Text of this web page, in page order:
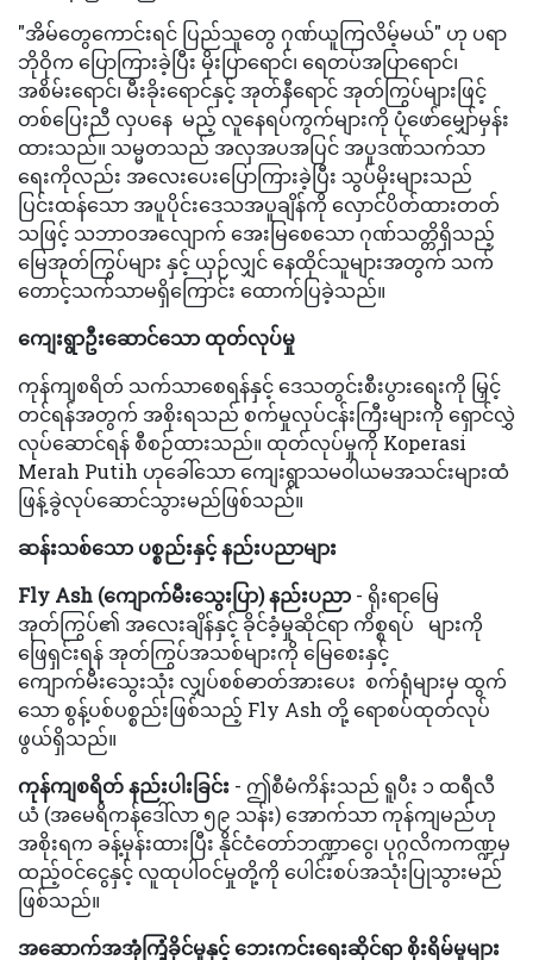
"အိမ်တွေကောင်းရင် ပြည်သူတွေ ဂုဏ်ယူကြလိမ့်မယ်" ဟု ပရာ
ဘိုဝိုက ပြောကြားခဲ့ပြီး မိုးပြာရောင်၊ ရေတပ်အပြာရောင်၊
အစိမ်းရောင်၊ မီးခိုးရောင်နှင့် အုတ်နီရောင် အုတ်ကြွပ်များဖြင့်
တစ်ပြေးညီ လှပနေ မည့် လူနေရပ်ကွက်များကို ပုံဖော်မျှော်မှန်း
ထားသည်။ သမ္မတသည် အလှအပအပြင် အပူဒဏ်သက်သာ
ရေးကိုလည်း အလေးပေးပြောကြားခဲ့ပြီး သွပ်မိုးများသည်
ပြင်းထန်သော အပူပိုင်းဒေသအပူချိန်ကို လှောင်ပိတ်ထားတတ်
သဖြင့် သဘာဝအလျောက် အေးမြစေသော ဂုဏ်သတ္တိရှိသည့်
မြေအုတ်ကြွပ်များ နှင့် ယှဉ်လျှင် နေထိုင်သူများအတွက် သက်
တောင့်သက်သာမရှိကြောင်း ထောက်ပြခဲ့သည်။
ကျေးရွာဦးဆောင်သော ထုတ်လုပ်မှု
ကုန်ကျစရိတ် သက်သာစေရန်နှင့် ဒေသတွင်းစီးပွားရေးကို မြှင့်
တင်ရန်အတွက် အစိုးရသည် စက်မှုလုပ်ငန်းကြီးများကို ရှောင်လွှဲ
လုပ်ဆောင်ရန် စီစဉ်ထားသည်။ ထုတ်လုပ်မှုကို Koperasi
Merah Putih ဟုခေါ်သော ကျေးရွာသမဝါယမအသင်းများထံ
ဖြန့်ခွဲလုပ်ဆောင်သွားမည်ဖြစ်သည်။
ဆန်းသစ်သော ပစ္စည်းနှင့်နည်းပညာများ
Fly Ash (ကျောက်မီးသွေးပြာ) နည်းပညာ - ရိုးရာမြေ
အုတ်ကြွပ်၏ အလေးချိန်နှင့် ခိုင်ခံ့မှုဆိုင်ရာ ကိစ္စရပ် များကို
ဖြေရှင်းရန် အုတ်ကြွပ်အသစ်များကို မြေစေးနှင့်
ကျောက်မီးသွေးသုံး လျှပ်စစ်ဓာတ်အားပေး စက်ရုံများမှ ထွက်
သော စွန့်ပစ်ပစ္စည်းဖြစ်သည့် Fly Ash တို့ ရောစပ်ထုတ်လုပ်
ဖွယ်ရှိသည်။
ကုန်ကျစရိတ် နည်းပါးခြင်း - ဤစီမံကိန်းသည် ရူပီး ၁ ထရီလီ
ယံ (အမေရိကန်ဒေါ်လာ ၅၉ သန်း) အောက်သာ ကုန်ကျမည်ဟု
အစိုးရက ခန့်မှန်းထားပြီး နိုင်ငံတော်ဘဏ္ဍာငွေ၊ ပုဂ္ဂလိကကဏ္ဍမှ
ထည့်ဝင်ငွေနှင့် လူထုပါဝင်မှုတို့ကို ပေါင်းစပ်အသုံးပြုသွားမည်
ဖြစ်သည်။
အဆောက်အအုံကြံ့ခိုင်မှုနှင့် ဘေးကင်းရေးဆိုင်ရာ စိုးရိမ်မှုများ